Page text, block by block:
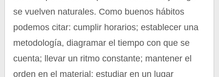
se vuelven naturales. Como buenos hábitos
podemos citar: cumplir horarios; establecer una
metodología, diagramar el tiempo con que se
cuenta; llevar un ritmo constante; mantener el
orden en el material; estudiar en un lugar